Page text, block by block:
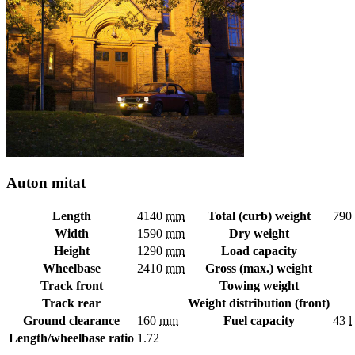
Auton mitat
Length 4140 mm Total (curb) weight
790
Width
1590 mm
Dry weight
Height
1290 mm
Load capacity
Wheelbase
2410 mm
Gross (max.) weight
Track front
Towing weight
Track rear
Weight distribution (front)
Ground clearance
160 mm Fuel capacity 43 l
Length/wheelbase ratio 1.72